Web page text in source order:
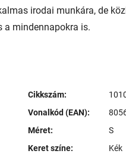
irodai munkára, de
a mindennapokra is.
Cikkszám:
Vonalkód (EAN):
Méret:
S
Keret színe:
Kék